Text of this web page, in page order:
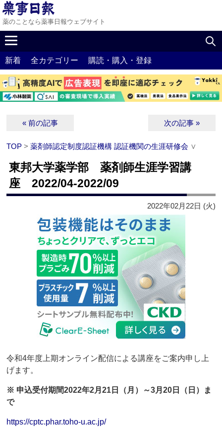
薬のことなら薬事日報ウェブサイト
新着 全カテゴリー 購読・購入・登録
« 前の記事 次の記事 »
TOP >薬剤師認定制度認証機構 認証機関の生涯研修会 ∨
東邦大学薬学部 薬剤師生涯学習講
座 2022/04-2022/09
2022年02月22日 (火)
令和4年度上期オンライン配信による講座をご案内申し上
げます。
※ 申込受付期間2022年2月21日（月）～3月20日（日）ま
で
https://cptc.phar.toho-u.ac.jp/